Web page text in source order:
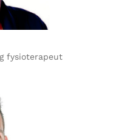
fysioterapeut